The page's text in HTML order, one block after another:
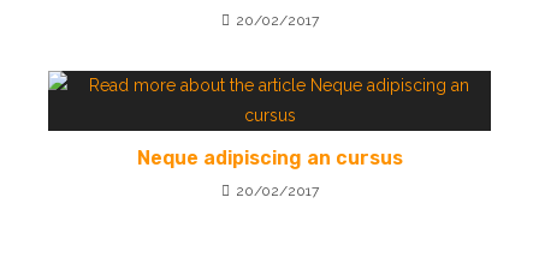
20/02/2017
Neque adipiscing an cursus
20/02/2017